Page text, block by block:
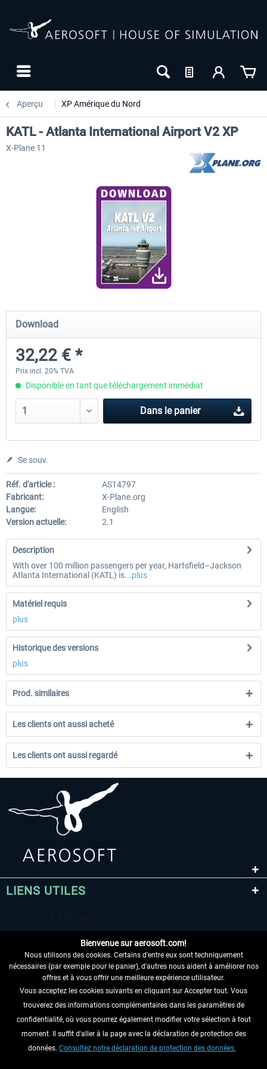
Aperçu XP Amérique du Nord
FunnerFlight - KSAN, KNZY & Naval
Base San...
20,12 € *
Saint Croix XP
KATL - Atlanta International Airport V2 XP
X-Plane 11
Download
32,22 € *
Prix incl. 20% TVA
Disponible en tant que téléchargement immédiat
Dans le panier
Se souv.
Réf. d'article :
AS14797
Fabricant:
X-Plane.org
Langue:
English
Version actuelle:
2.1
Description
With over 100 million passengers per year, Hartsfield–Jackson
Atlanta International (KATL) is...plus
Matériel requis
plus
Historique des versions
plus
Prod. similaires
Les clients ont aussi acheté
Les clients ont aussi regardé
LIENS UTILES
RENONCER AU CONTRAT ICI
INFORMATIONS
NE MANQUEZ PAS LES DERNIÈRES
Bienvenue sur aerosoft.com!
Nous utilisons des cookies. Certains d'entre eux sont techniquement
nécessaires (par exemple pour le panier), d'autres nous aident à améliorer nos
offres et à vous offrir une meilleure expérience utilisateur.
Vous acceptez les cookies suivants en cliquant sur Accepter tout. Vous
trouverez des informations complémentaires dans les paramètres de
confidentialité, où vous pourrez également modifier votre sélection à tout
moment. Il suffit d'aller à la page avec la déclaration de protection des
données. Consultez notre déclaration de protection des données.